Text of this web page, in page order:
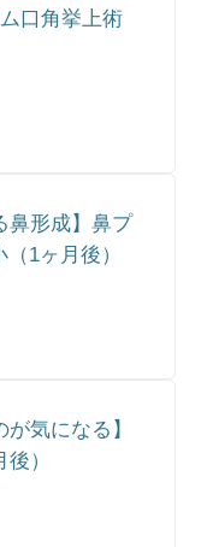
口角挙上術
鼻形成】鼻プ
1ヶ月後）
気になる】
）